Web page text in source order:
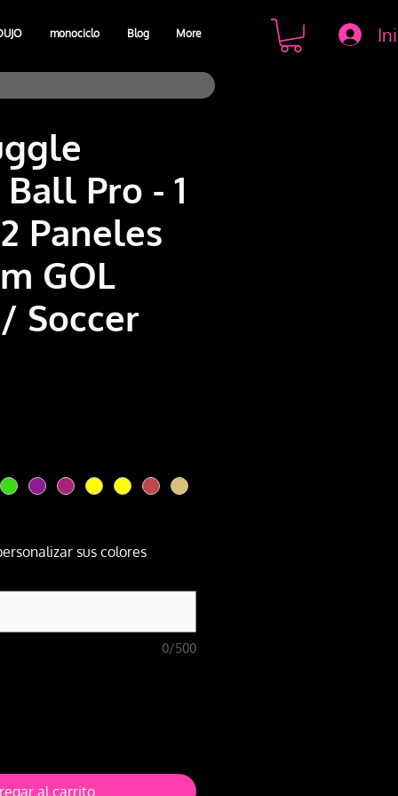
monociclo Blog More
Pro - 1
Paneles
GOL
Soccer
sus colores
0/500
al carrito